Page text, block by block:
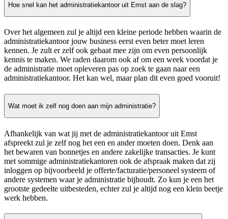
Hoe snel kan het administratiekantoor uit Emst aan de slag?
Over het algemeen zul je altijd een kleine periode hebben waarin de
administratiekantoor jouw business eerst even beter moet leren
kennen. Je zult er zelf ook gebaat mee zijn om even persoonlijk
kennis te maken. We raden daarom ook af om een week voordat je
de administratie moet opleveren pas op zoek te gaan naar een
administratiekantoor. Het kan wel, maar plan dit even goed vooruit!
Wat moet ik zelf nog doen aan mijn administratie?
Afhankelijk van wat jij met de administratiekantoor uit Emst
afspreekt zul je zelf nog het een en ander moeten doen. Denk aan
het bewaren van bonnetjes en andere zakelijke transacties. Je kunt
met sommige administratiekantoren ook de afspraak maken dat zij
inloggen op bijvoorbeeld je offerte/facturatie/personeel systeem of
andere systemen waar je administratie bijhoudt. Zo kun je een het
grootste gedeelte uitbesteden, echter zul je altijd nog een klein beetje
werk hebben.